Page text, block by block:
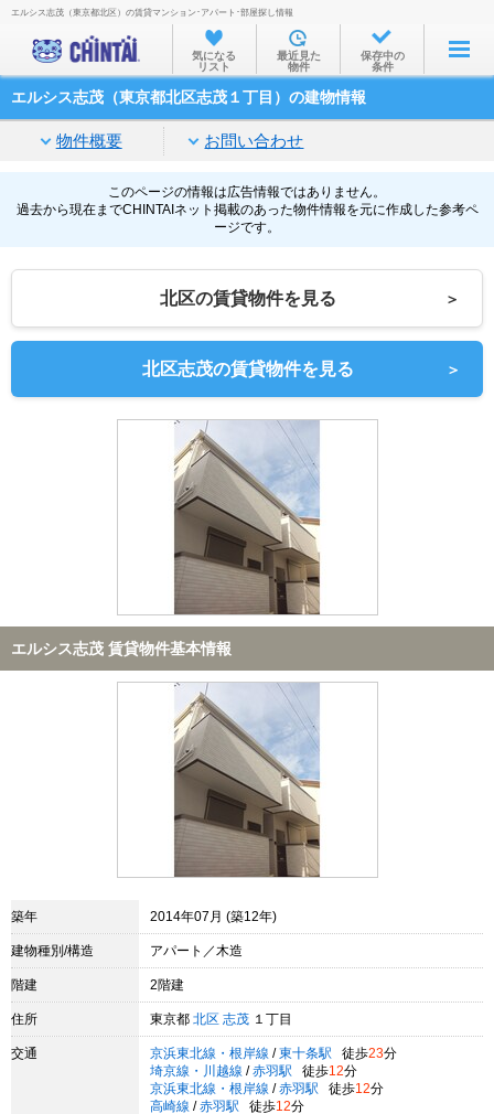
お部屋を探す
沿線・駅から
住所から
家賃相場から
通勤通学時間から
物件特集から
不動産会社から
TOP
エルシス志茂（東京都北区）の賃貸マンション･アパート･部屋探し情報
気になる
リスト
最近見た
物件
保存中の
条件
エルシス志茂（東京都北区志茂１丁目）の建物情報
物件概要 お問い合わせ
このページの情報は広告情報ではありません。
過去から現在までCHINTAIネット掲載のあった物件情報を元に作成した参考ペ
ージです。
北区の賃貸物件を見る ＞
北区志茂の賃貸物件を見る ＞
エルシス志茂 賃貸物件基本情報
築年 2014年07月 (築12年)
建物種別/構造 アパート／木造
階建 2階建
住所 東京都 北区 志茂 １丁目
交通 京浜東北線・根岸線 / 東十条駅 徒歩23分
埼京線・川越線 / 赤羽駅 徒歩12分
京浜東北線・根岸線 / 赤羽駅 徒歩12分
高崎線 / 赤羽駅 徒歩12分